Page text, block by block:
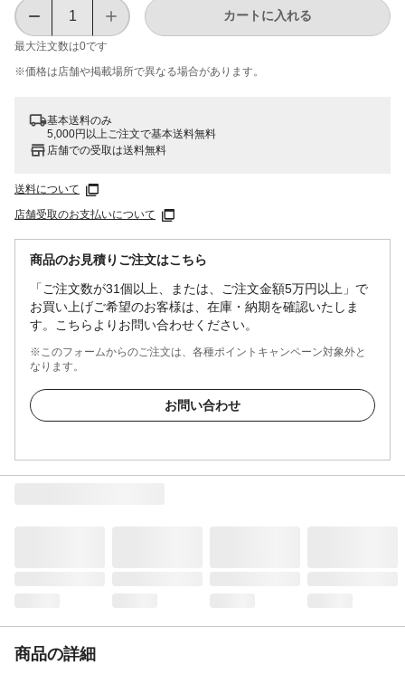
最大注文数は0です
カートに入れる
※価格は​店舗や​掲載場所で​異なる​場合が​あります。
基本送料のみ
5,000円以上ご注文で基本送料無料
店舗での受取は送料無料
送料について
店舗受取のお支払いについて
商品のお見積りご注文はこちら
「ご注文数が31個以上、または、ご注文金額5万円以上」で
お買い上げご希望のお客様は、在庫・納期を確認いたしま
す。こちらよりお問い合わせください。
※このフォームからのご注文は、各種ポイントキャンペーン対象外と
なります。
お問い合わせ
商品の詳細